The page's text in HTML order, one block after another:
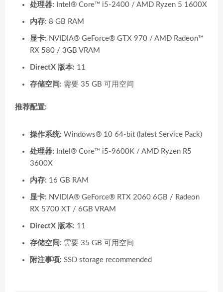
处理器: Intel® Core™ i5-2400 / AMD Ryzen 5 1600X
内存: 8 GB RAM
显卡: NVIDIA® GeForce® GTX 970 / AMD Radeon™
RX 580 / 3GB VRAM
DirectX 版本: 11
存储空间: 需要 35 GB 可用空间
推荐配置:
操作系统: Windows® 10 64-bit (latest Service Pack)
处理器: Intel® Core™ i5-9600K / AMD Ryzen R5
3600X
内存: 16 GB RAM
显卡: NVIDIA® GeForce® RTX 2060 6GB / Radeon
RX 5700 XT / 6GB VRAM
DirectX 版本: 11
存储空间: 需要 35 GB 可用空间
附注事项: SSD storage recommended